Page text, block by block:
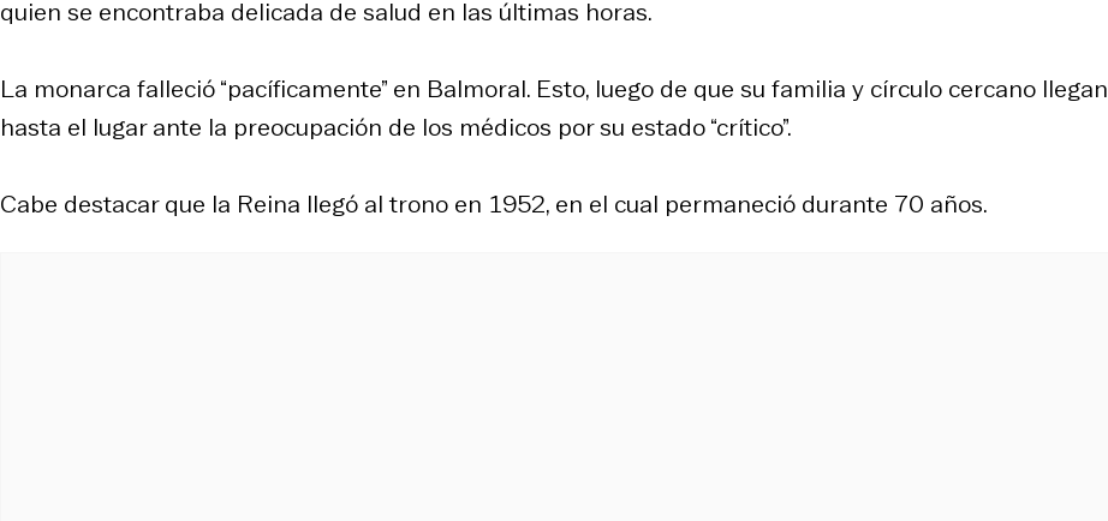
quien se encontraba delicada de salud en las últimas horas.
La monarca falleció “pacíficamente” en Balmoral. Esto, luego de que su familia y círculo cercano llegan
hasta el lugar ante la preocupación de los médicos por su estado “crítico”.
Cabe destacar que la Reina llegó al trono en 1952, en el cual permaneció durante 70 años.